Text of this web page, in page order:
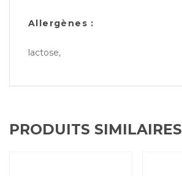
Allergènes :
lactose,
PRODUITS SIMILAIRES